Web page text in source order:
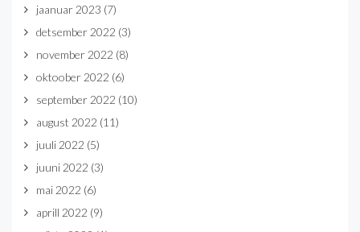
jaanuar 2023 (7)
detsember 2022 (3)
november 2022 (8)
oktoober 2022 (6)
september 2022 (10)
august 2022 (11)
juuli 2022 (5)
juuni 2022 (3)
mai 2022 (6)
aprill 2022 (9)